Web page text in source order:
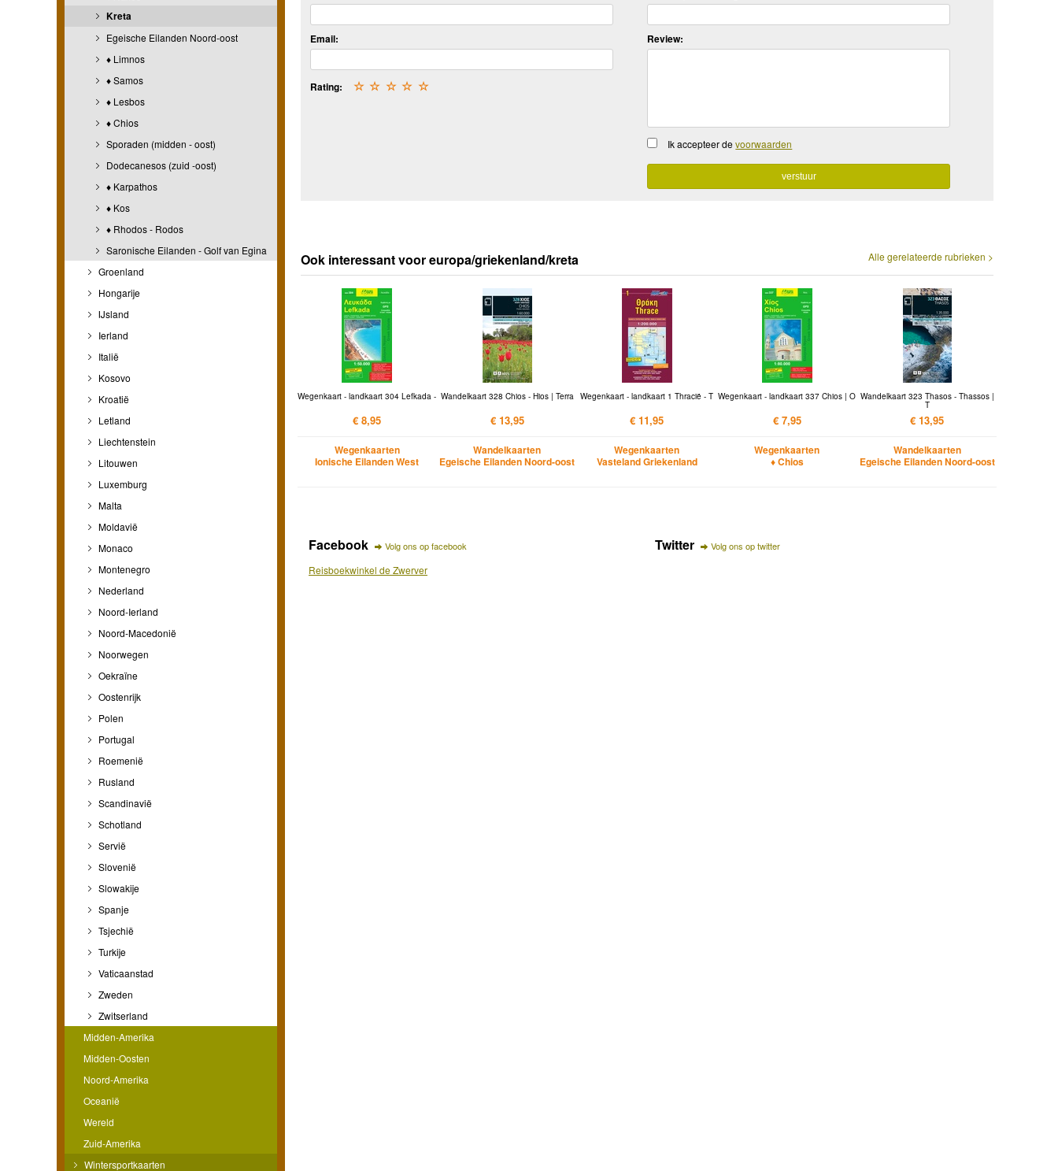
Kreta
Egeische Eilanden Noord-oost
♦ Limnos
♦ Samos
♦ Lesbos
♦ Chios
Sporaden (midden - oost)
Dodecanesos (zuid -oost)
♦ Karpathos
♦ Kos
♦ Rhodos - Rodos
Saronische Eilanden - Golf van Egina
Groenland
Hongarije
IJsland
Ierland
Italië
Kosovo
Kroatië
Letland
Liechtenstein
Litouwen
Luxemburg
Malta
Moldavië
Monaco
Montenegro
Nederland
Noord-Ierland
Noord-Macedonië
Noorwegen
Oekraïne
Oostenrijk
Polen
Portugal
Roemenië
Rusland
Scandinavië
Schotland
Servië
Slovenië
Slowakije
Spanje
Tsjechië
Turkije
Vaticaanstad
Zweden
Zwitserland
Midden-Amerika
Midden-Oosten
Noord-Amerika
Oceanië
Wereld
Zuid-Amerika
Wintersportkaarten
Email:
Rating: ☆
☆
☆
☆
☆
Review:
Ik accepteer devoorwaarden
Alle gerelateerde rubrieken >
Ook interessant voor europa/griekenland/kreta
Wegenkaart - landkaart 304 Lefkada -
€ 8,95
Wegenkaarten
Ionische Eilanden West
Wandelkaart 328 Chios - Hios | Terra
€ 13,95
Wandelkaarten
Egeische Eilanden Noord-oost
Wegenkaart - landkaart 1 Thracië - T
€ 11,95
Wegenkaarten
Vasteland Griekenland
Wegenkaart - landkaart 337 Chios | O
€ 7,95
Wegenkaarten
♦ Chios
Wandelkaart 323 Thasos - Thassos |
T
€ 13,95
Wandelkaarten
Egeische Eilanden Noord-oost
Facebook Volg ons op facebook
Reisboekwinkel de Zwerver
Twitter Volg ons op twitter